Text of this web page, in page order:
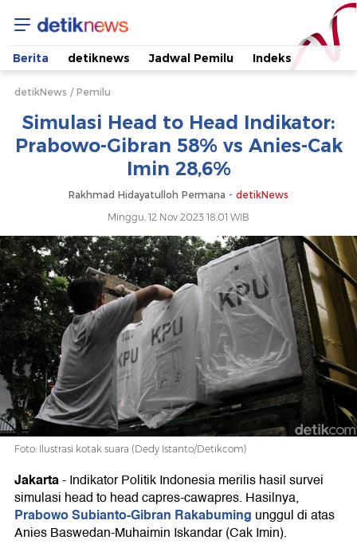
Simulasi
Head
to
Head
Indikator:
Prabowo-
Gibran
58%
vs
Anies-
Cak
Imin
28,6%
Berita detiknews Jadwal Pemilu Indeks
detikNews Pemilu
Simulasi Head to Head Indikator:
Prabowo-Gibran 58% vs Anies-Cak
Imin 28,6%
Rakhmad Hidayatulloh Permana - detikNews
Minggu, 12 Nov 2023 18:01 WIB
Foto: Ilustrasi kotak suara (Dedy Istanto/Detikcom)
Jakarta-Indikator Politik Indonesia merilis hasil survei
simulasi head to head capres-cawapres. Hasilnya,
Prabowo Subianto-Gibran Rakabuming unggul di atas
Anies Baswedan-Muhaimin Iskandar (Cak Imin).